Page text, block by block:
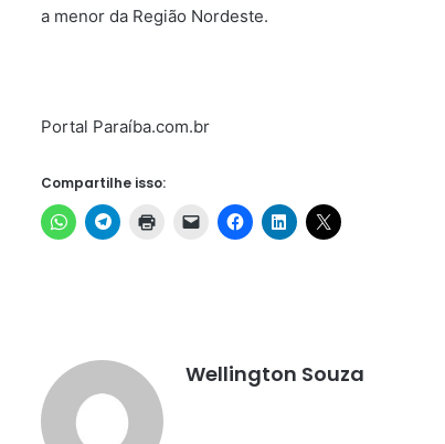
a menor da Região Nordeste.
Portal Paraíba.com.br
Compartilhe isso:
Wellington Souza